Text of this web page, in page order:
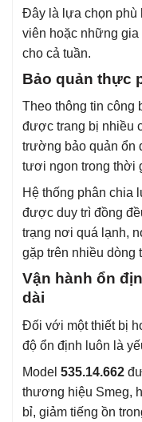
Đây là lựa chọn phù
viên hoặc những
cho cả tuần.
Bảo quản thực
Theo thông tin công
được trang bị nhiều
trường bảo quản ổn
tươi ngon trong thời
Hệ thống phân chia
được duy trì đồng
trạng nơi quá lạnh,
gặp trên nhiều dòng
Vận hành ổn
dài
Đối với một thiết bị
độ ổn định luôn là
Model 535.14.662
thương hiệu Smeg,
bỉ, giảm tiếng ồn